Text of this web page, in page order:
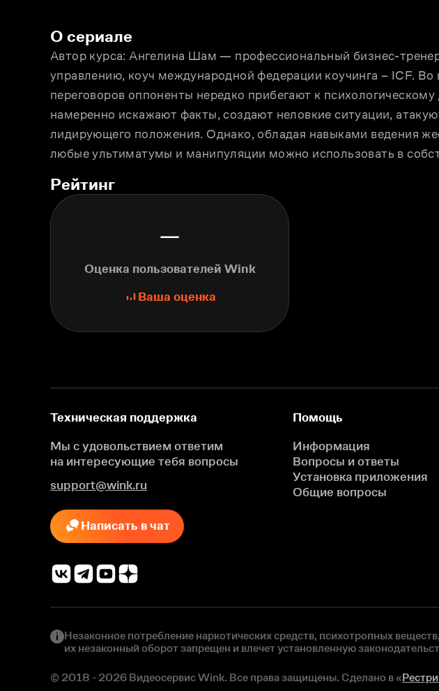
О сериале
Автор курса: Ангелина Шам — профессиональный бизнес-
управлению, коуч международной федерации коучинга – ICF.
переговоров оппоненты нередко прибегают к
намеренно искажают факты, создают неловкие ситуации,
лидирующего положения. Однако, обладая навыками ведения
любые ультиматумы и манипуляции можно использовать в
Рейтинг
—
Оценка пользователей Wink
Ваша оценка
Техническая поддержка
Мы с удовольствием ответим
на интересующие тебя вопросы
support@wink.ru
Написать в чат
Помощь
Информация
Вопросы и ответы
Установка приложения
Общие вопросы
Незаконное потребление наркотических средств, психотропных
их незаконный оборот запрещен и влечет установленную
© 2018 - 2026 Видеосервис Wink. Все права защищены. Сделано в «